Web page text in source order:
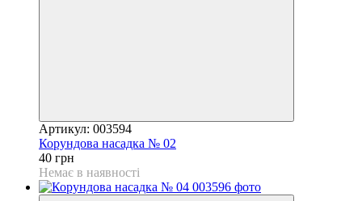
Артикул: 003594
Корундова насадка № 02
40 грн
Немає в наявності